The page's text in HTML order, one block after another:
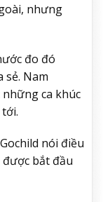
nhưng
đo đó
sẻ. Nam
ca khúc
nói điều
bắt đầu